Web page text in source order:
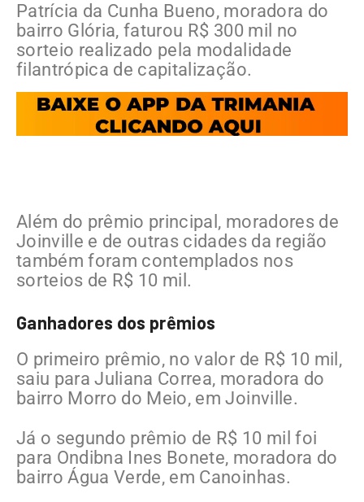
Patrícia da Cunha Bueno, moradora do
bairro Glória, faturou R$ 300 mil no
sorteio realizado pela modalidade
filantrópica de capitalização.
Além do prêmio principal, moradores de
Joinville e de outras cidades da região
também foram contemplados nos
sorteios de R$ 10 mil.
Ganhadores dos prêmios
O primeiro prêmio, no valor de R$ 10 mil,
saiu para Juliana Correa, moradora do
bairro Morro do Meio, em Joinville.
Já o segundo prêmio de R$ 10 mil foi
para Ondibna Ines Bonete, moradora do
bairro Água Verde, em Canoinhas.